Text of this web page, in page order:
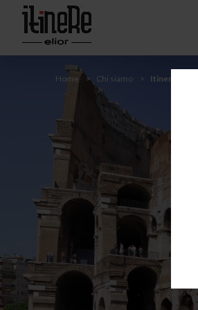
Passa
contenuto
YOU
ARE
HERE
Home Chi siamo Itinere